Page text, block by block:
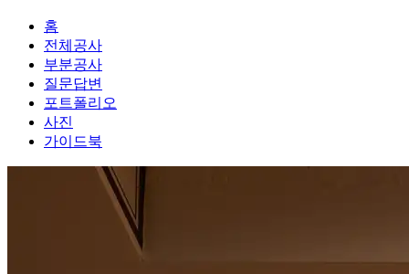
홈
전체공사
부분공사
질문답변
포트폴리오
사진
가이드북